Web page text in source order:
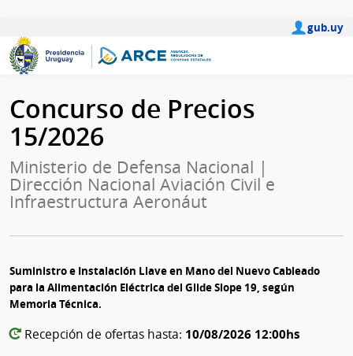
gub.uy
Concurso de Precios
15/2026
Ministerio de Defensa Nacional |
Dirección Nacional Aviación Civil e
Infraestructura Aeronáut
Suministro e Instalación Llave en Mano del Nuevo Cableado
para la Alimentación Eléctrica del Glide Slope 19, según
Memoria Técnica.
Recepción de ofertas hasta: 10/08/2026 12:00hs